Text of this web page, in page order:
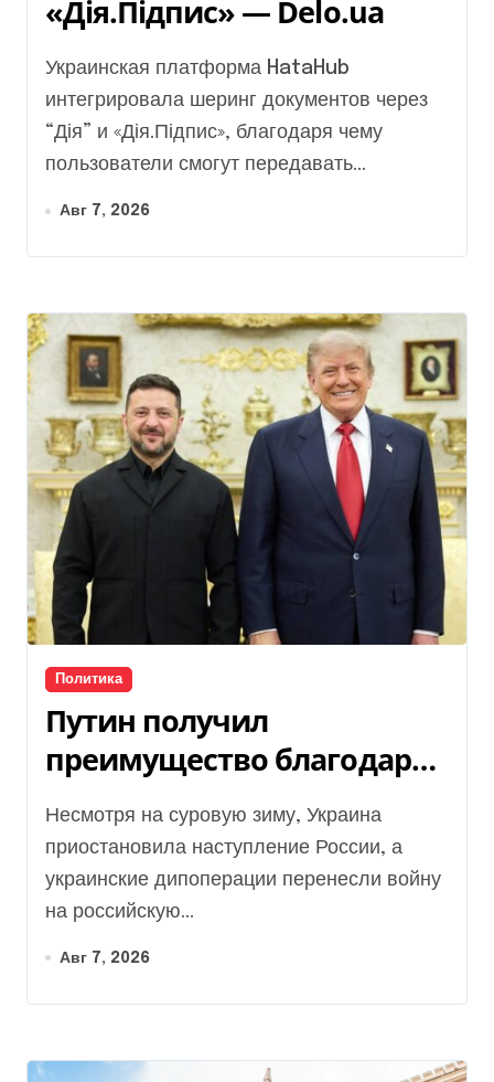
«Дія.Підпис» — Delo.ua
Украинская платформа HataHub
интегрировала шеринг документов через
“Дія” и «Дія.Підпис», благодаря чему
пользователи смогут передавать...
Авг 7, 2026
Политика
Путин получил
преимущество благодаря
действиям США
Несмотря на суровую зиму, Украина
приостановила наступление России, а
украинские дипоперации перенесли войну
на российскую...
Авг 7, 2026